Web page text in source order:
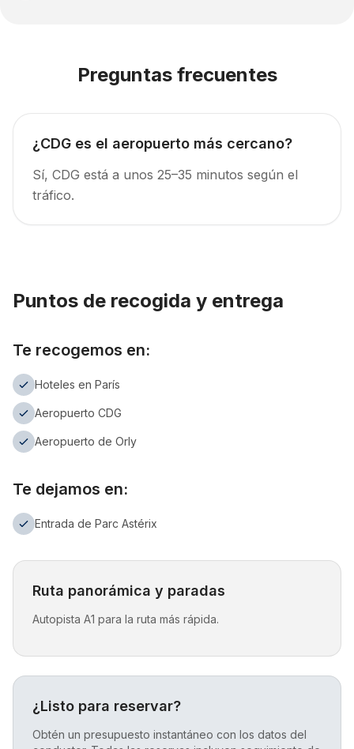
Preguntas frecuentes
¿CDG es el aeropuerto más cercano?
Sí, CDG está a unos 25–35 minutos según el
tráfico.
Puntos de recogida y entrega
Te recogemos en:
Hoteles en París
Aeropuerto CDG
Aeropuerto de Orly
Te dejamos en:
Entrada de Parc Astérix
Ruta panorámica y paradas
Autopista A1 para la ruta más rápida.
¿Listo para reservar?
Obtén un presupuesto instantáneo con los datos del